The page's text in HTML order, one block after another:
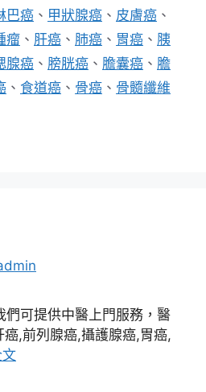
巴癌 、 甲狀腺癌 、 皮膚癌 、
瘤 、 肝癌 、 肺癌 、 胃癌 、 胰
腺癌 、 膀胱癌 、 膽囊癌 、 膽
、 食道癌 、 骨癌 、 骨髓纖維
們可提供中醫上門服務，醫
,前列腺癌,攝護腺癌,胃癌,
文